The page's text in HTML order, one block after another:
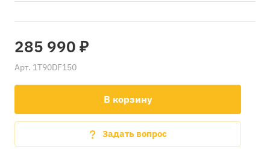
285 990 ₽
Арт. 1T90DF150
В корзину
Задать вопрос